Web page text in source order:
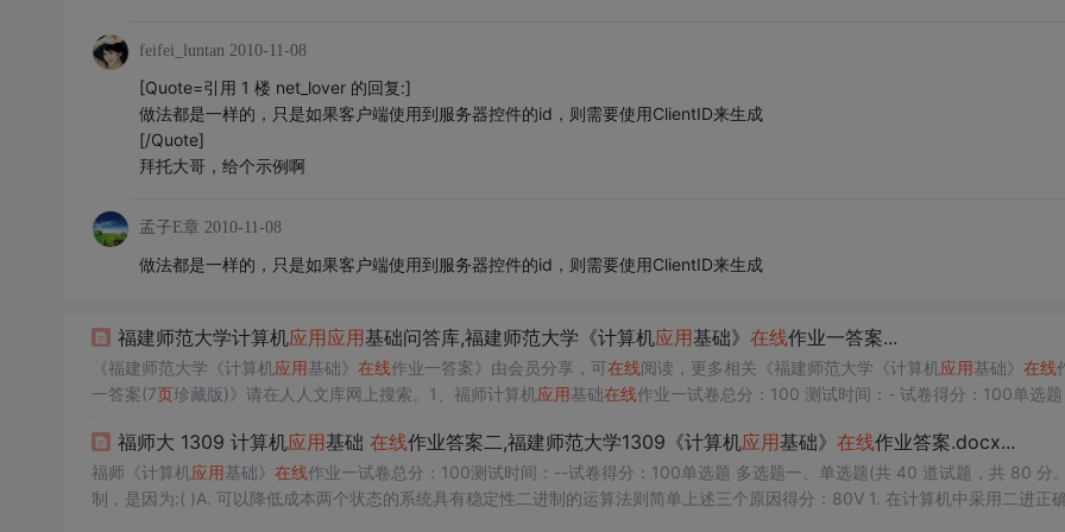
feifei_luntan 2010-11-08
[Quote=引用 1 楼 net_lover 的回复:]
做法都是一样的，只是如果客户端使用到服务器控件的id，则需要使用ClientID来生成
[/Quote]
拜托大哥，给个示例啊
孟子E章 2010-11-08
做法都是一样的，只是如果客户端使用到服务器控件的id，则需要使用ClientID来生成
福建师范大学计算机应用应用基础问答库,福建师范大学《计算机应用基础》 在线作业一答案...
《福建师范大学《计算机 应用基础》 在线作业一答案》由会员分享，可在线阅读，更多相关《福建师范大学《计算机 应用基础》 在线
一答案(7页珍藏版)》请在人人文库网上搜索。1、福师计算机 应用基础在线作业一试卷总分：100 测试时间：- 试卷得分：100单选题
福师大 1309 计算机应用基础 在线作业答案二,福建师范大学1309《计算机应用基础》 在线作业答案.docx...
福师《计算机 应用基础》 在线作业一试卷总分：100测试时间：--试卷得分：100单选题 多选题一、单选题(共 40 道试题，共 80 分
制，是因为:( )A. 可以降低成本两个状态的系统具有稳定性二进制的运算法则简单上述三个原因得分：80V 1. 在计算机中采用二进正